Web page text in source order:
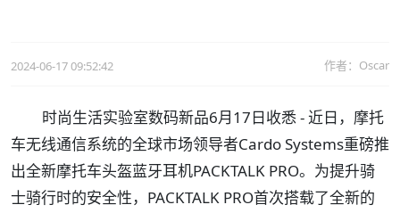
2024-06-17 09:52:42 作者：Oscar
时尚生活实验室数码新品6月17日收悉 - 近日，摩托
车无线通信系统的全球市场领导者Cardo Systems重磅推
出全新摩托车头盔蓝牙耳机PACKTALK PRO。为提升骑
士骑行时的安全性，PACKTALK PRO首次搭载了全新的